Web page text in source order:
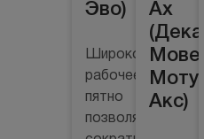
Эво)
Широкое
рабочее
пятно
позволяет
Ax
(Дека
Мовео
Мотус
Акс)